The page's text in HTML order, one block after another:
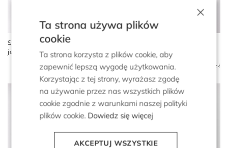
Szara luźna koszula z
jedwabiu
1 299 zł
jedwabiu
1 299 zł
649 zł
×
Ta strona używa plików
cookie
Ta strona korzysta z plików cookie, aby
zapewnić lepszą wygodę użytkowania.
Korzystając z tej strony, wyrażasz zgodę
na używanie przez nas wszystkich plików
cookie zgodnie z warunkami naszej polityki
plików cookie. Dowiedz się więcej
AKCEPTUJ WSZYSTKIE